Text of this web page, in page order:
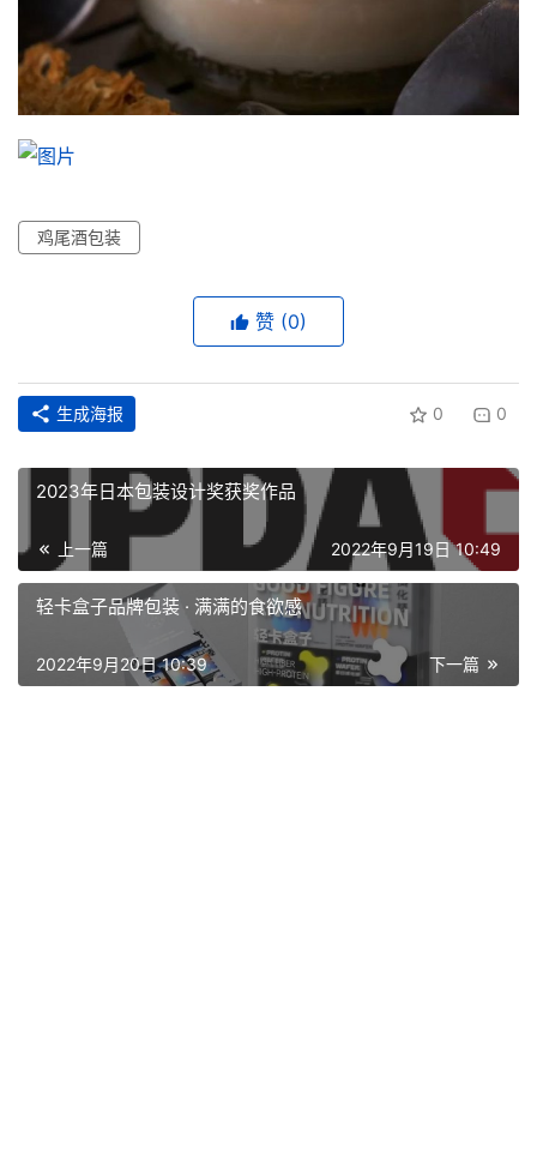
鸡尾酒包装
赞 (0)
生成海报 0 0
2023年日本包装设计奖获奖作品
上一篇 2022年9月19日 10:49
轻卡盒子品牌包装 · 满满的食欲感
下一篇
2022年9月20日 10:39